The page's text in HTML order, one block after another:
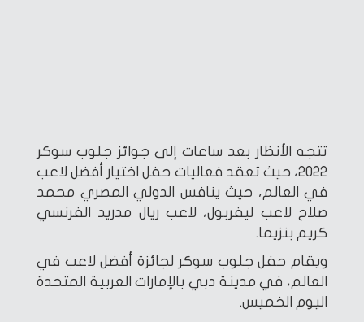
تتجه الأنظار بعد ساعات إلى جوائز جلوب سوكر
2022، حيث تعقد فعاليات حفل اختيار أفضل لاعب
في العالم، حيث ينافس الدولي المصري محمد
صلاح لاعب ليفربول، لاعب ريال مدريد الفرنسي
كريم بنزيما.
ويقام حفل جلوب سوكر لجائزة أفضل لاعب في
العالم، في مدينة دبي بالإمارات العربية المتحدة
اليوم الخميس.